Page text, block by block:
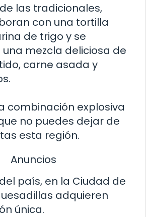
las tradicionales,
con una tortilla
de trigo y se
mezcla deliciosa de
carne asada y
combinación explosiva
no puedes dejar de
esta región.
Anuncios
país, en la Ciudad de
adquieren
única.